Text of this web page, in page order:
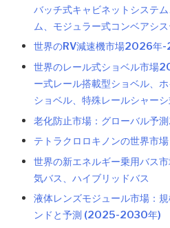
バッチ式キャビネットシステ
ム、モジュラー式コンベアシ
世界のRV減速機市場2026年
世界のレール式ショベル市
ー式レール搭載型ショベル、
ショベル、特殊レールシャー
老化防止市場：グローバル
テトラクロロキノンの世界市場
世界の新エネルギー乗用バ
気バス、ハイブリッドバス
液体レンズモジュール市場：
ンドと予測 (2025-2030年)